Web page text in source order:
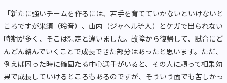
「新たに強いチームを作るには、若手を育てていかないといけないと
ころですが米須（玲音）、山内（ジャヘル琉人）とケガで出られない
時期が多く、そこは想定と違いました。故障から復帰して、試合にど
んどん絡んでいくことで成長できた部分はあったと思います。ただ、
例えば困った時に確固たる中心選手がいると、その人に頼って相乗効
果で成長していけるところもあるのですが、そういう面でも苦しかっ